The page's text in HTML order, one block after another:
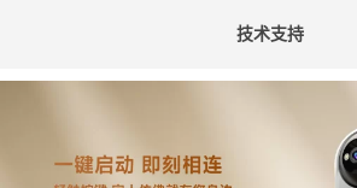
技术支持